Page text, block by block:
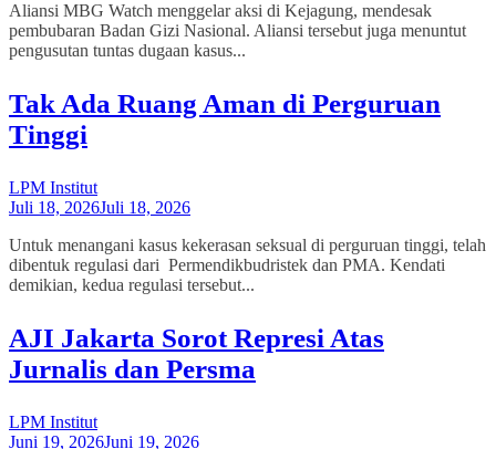
Aliansi MBG Watch menggelar aksi di Kejagung, mendesak
pembubaran Badan Gizi Nasional. Aliansi tersebut juga menuntut
pengusutan tuntas dugaan kasus...
Tak Ada Ruang Aman di Perguruan
Tinggi
LPM Institut
Juli 18, 2026Juli 18, 2026
Untuk menangani kasus kekerasan seksual di perguruan tinggi, telah
dibentuk regulasi dari Permendikbudristek dan PMA. Kendati
demikian, kedua regulasi tersebut...
AJI Jakarta Sorot Represi Atas
Jurnalis dan Persma
LPM Institut
Juni 19, 2026Juni 19, 2026